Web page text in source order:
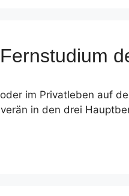
im Privatleben auf
in den drei